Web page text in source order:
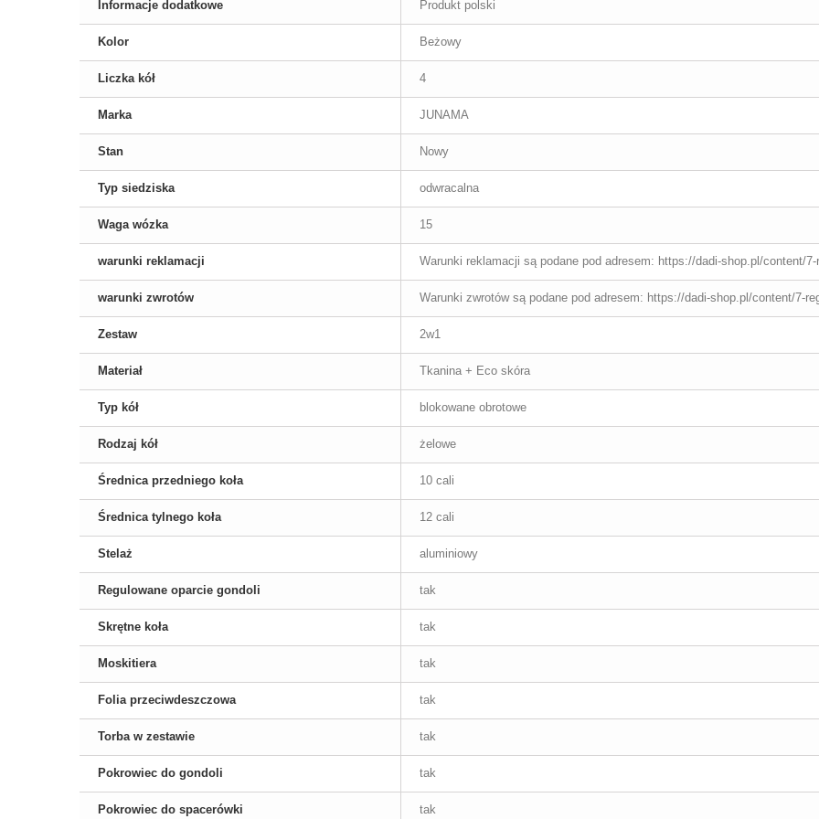
Informacje dodatkowe Produkt polski
Kolor Beżowy
Liczka kół 4
Marka JUNAMA
Stan Nowy
Typ siedziska odwracalna
Waga wózka 15
warunki reklamacji Warunki reklamacji są podane pod adresem: https://dadi-shop.pl/content/7-
warunki zwrotów Warunki zwrotów są podane pod adresem: https://dadi-shop.pl/content/7-
Zestaw 2w1
Materiał Tkanina + Eco skóra
Typ kół blokowane obrotowe
Rodzaj kół żelowe
Średnica przedniego koła 10 cali
Średnica tylnego koła 12 cali
Stelaż aluminiowy
Regulowane oparcie gondoli tak
Skrętne koła tak
Moskitiera tak
Folia przeciwdeszczowa tak
Torba w zestawie tak
Pokrowiec do gondoli tak
Pokrowiec do spacerówki tak